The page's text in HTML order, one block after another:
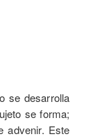
se desarrolla
se forma;
advenir. Este